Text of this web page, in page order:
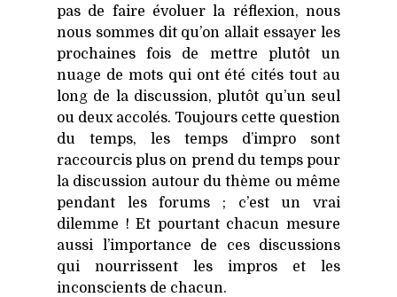
pas de faire évo­luer la réflexion, nous
nous sommes dit qu’on allait essayer les
pro­chaines fois de mettre plu­tôt un
nuage de mots qui ont été cités tout au
long de la dis­cus­sion, plu­tôt qu’un seul
ou deux acco­lés. Tou­jours cette ques­tion
du temps, les temps d’impro sont
rac­cour­cis plus on prend du temps pour
la dis­cus­sion autour du thème ou même
pen­dant les forums ; c’est un vrai
dilemme ! Et pour­tant cha­cun mesure
aus­si l’importance de ces dis­cus­sions
qui nour­rissent les impros et les
incons­cients de cha­cun.